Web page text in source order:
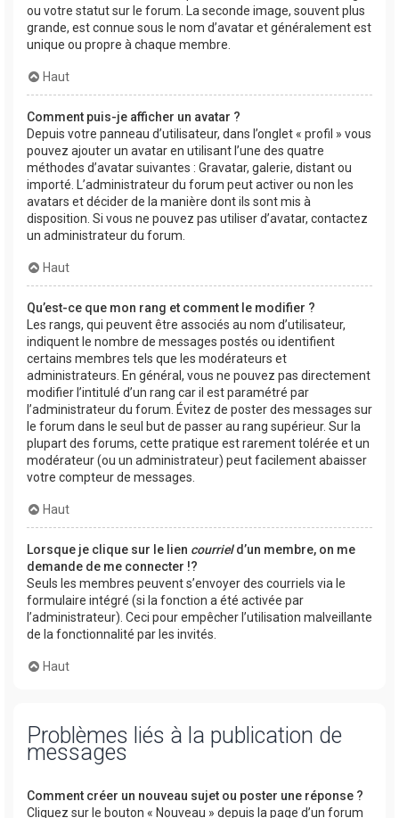
ou votre statut sur le forum. La seconde image, souvent plus
grande, est connue sous le nom d’avatar et généralement est
unique ou propre à chaque membre.
Haut
Comment puis-je afficher un avatar ?
Depuis votre panneau d’utilisateur, dans l’onglet « profil » vous
pouvez ajouter un avatar en utilisant l’une des quatre
méthodes d’avatar suivantes : Gravatar, galerie, distant ou
importé. L’administrateur du forum peut activer ou non les
avatars et décider de la manière dont ils sont mis à
disposition. Si vous ne pouvez pas utiliser d’avatar, contactez
un administrateur du forum.
Haut
Qu’est-ce que mon rang et comment le modifier ?
Les rangs, qui peuvent être associés au nom d’utilisateur,
indiquent le nombre de messages postés ou identifient
certains membres tels que les modérateurs et
administrateurs. En général, vous ne pouvez pas directement
modifier l’intitulé d’un rang car il est paramétré par
l’administrateur du forum. Évitez de poster des messages sur
le forum dans le seul but de passer au rang supérieur. Sur la
plupart des forums, cette pratique est rarement tolérée et un
modérateur (ou un administrateur) peut facilement abaisser
votre compteur de messages.
Haut
Lorsque je clique sur le lien courrield’un membre, on me
demande de me connecter !?
Seuls les membres peuvent s’envoyer des courriels via le
formulaire intégré (si la fonction a été activée par
l’administrateur). Ceci pour empêcher l’utilisation malveillante
de la fonctionnalité par les invités.
Haut
Problèmes liés à la publication de
messages
Comment créer un nouveau sujet ou poster une réponse ?
Cliquez sur le bouton « Nouveau » depuis la page d’un forum